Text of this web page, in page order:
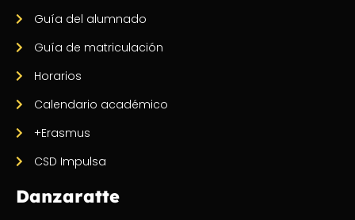
Guía del alumnado
Guía de matriculación
Horarios
Calendario académico
+Erasmus
CSD Impulsa
Danzaratte